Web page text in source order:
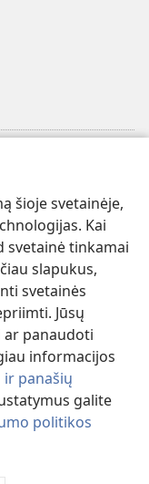
šioje svetainėje,
Kai
svetainė tinkamai
slapukus,
svetainės
Jūsų
panaudoti
informacijos
panašių
galite
politikos
of Pennsylvania.